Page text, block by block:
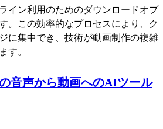
イン利用のためのダウンロードオプ
。この効率的なプロセスにより、ク
に集中でき、技術が動画制作の複雑
す。
音声から動画へのAIツール